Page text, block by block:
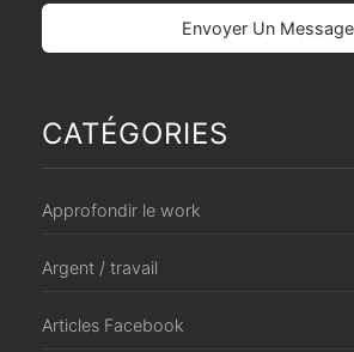
CATÉGORIES
Approfondir le work
Argent / travail
Articles Facebook